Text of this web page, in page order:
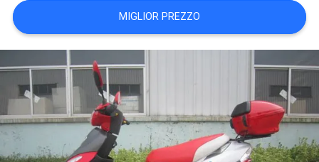
POLITICA
SULLA
PRIVACY
MIGLIOR PREZZO